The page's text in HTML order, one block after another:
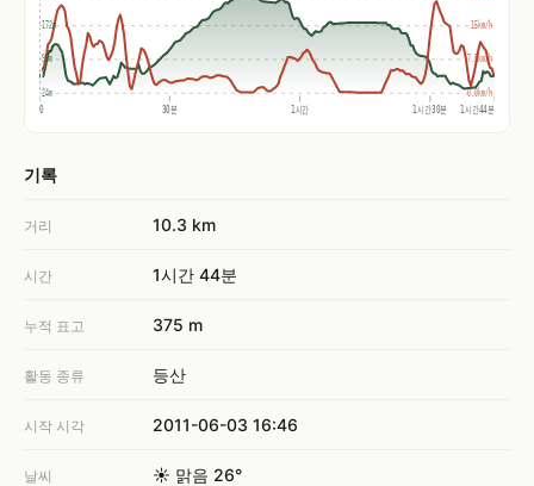
0 30분 1시간 1시간30분 1시간44분
172m
98m
24m
15km/h
7.5km/h
0.0km/h
기록
거리 10.3 km
시간 1시간 44분
누적 표고 375 m
활동 종류 등산
시작 시각 2011-06-03 16:46
날씨 ☀️ 맑음 26°